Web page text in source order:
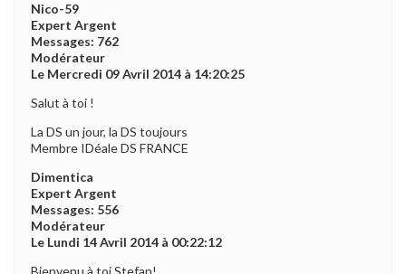
Nico-59
Expert Argent
Messages: 762
Modérateur
Le Mercredi 09 Avril 2014 à 14:20:25
Salut à toi !
La DS un jour, la DS toujours
Membre IDéale DS FRANCE
Dimentica
Expert Argent
Messages: 556
Modérateur
Le Lundi 14 Avril 2014 à 00:22:12